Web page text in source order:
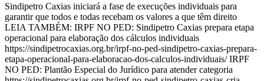
Sindipetro Caxias iniciará a fase de execuções individuais para
garantir que todos e todas recebam os valores a que têm direito
LEIA TAMBÉM: IRPF NO PED: Sindipetro Caxias prepara etapa
operacional para elaboração dos cálculos individuais
https://sindipetrocaxias.org.br/irpf-no-ped-sindipetro-caxias-prepara-
etapa-operacional-para-elaboracao-dos-calculos-individuais/ IRPF
NO PED: Plantão Especial do Jurídico para atender categoria